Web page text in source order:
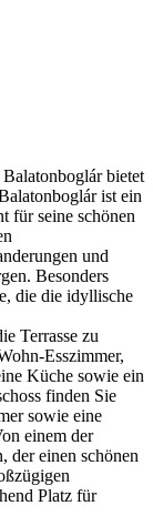
bietet
ist ein
für seine schönen
und
Besonders
die die idyllische
Terrasse zu
Esszimmer,
Küche sowie ein
finden Sie
sowie eine
einem der
der einen schönen
Platz für